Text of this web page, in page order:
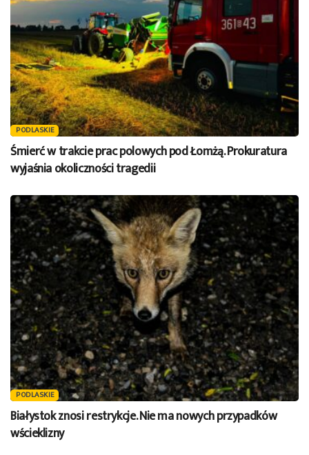
PODLASKIE
Śmierć w trakcie prac polowych pod Łomżą. Prokuratura
wyjaśnia okoliczności tragedii
PODLASKIE
Białystok znosi restrykcje. Nie ma nowych przypadków
wścieklizny